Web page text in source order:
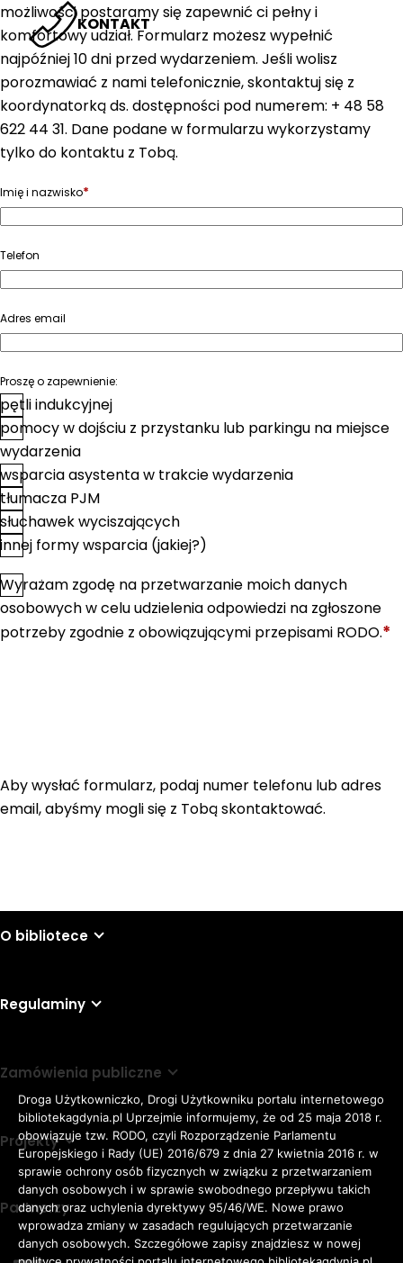
KONTAKT
Rozmiar
czcionki
Adomyślna czcionka
możliwości postaramy się zapewnić ci pełny i
komfortowy udział. Formularz możesz wypełnić
najpóźniej 10 dni przed wydarzeniem. Jeśli wolisz
porozmawiać z nami telefonicznie, skontaktuj się z
koordynatorką ds. dostępności pod numerem: + 48 58
622 44 31. Dane podane w formularzu wykorzystamy
tylko do kontaktu z Tobą.
Imię i nazwisko*
Telefon
Adres email
Proszę o zapewnienie:
pętli indukcyjnej
pomocy w dojściu z przystanku lub parkingu na miejsce
wydarzenia
wsparcia asystenta w trakcie wydarzenia
tłumacza PJM
słuchawek wyciszających
innej formy wsparcia (jakiej?)
Zgoda*
Wyrażam zgodę na przetwarzanie moich danych
osobowych w celu udzielenia odpowiedzi na zgłoszone
potrzeby zgodnie z obowiązującymi przepisami RODO.*
Aby wysłać formularz, podaj numer telefonu lub adres
email, abyśmy mogli się z Tobą skontaktować.
O bibliotece
Regulaminy
Zamówienia publiczne
Projekty
Partnerzy
Droga Użytkowniczko, Drogi Użytkowniku portalu internetowego
bibliotekagdynia.pl Uprzejmie informujemy, że od 25 maja 2018 r.
obowiązuje tzw. RODO, czyli Rozporządzenie Parlamentu
Europejskiego i Rady (UE) 2016/679 z dnia 27 kwietnia 2016 r. w
sprawie ochrony osób fizycznych w związku z przetwarzaniem
danych osobowych i w sprawie swobodnego przepływu takich
danych oraz uchylenia dyrektywy 95/46/WE. Nowe prawo
wprowadza zmiany w zasadach regulujących przetwarzanie
danych osobowych. Szczegółowe zapisy znajdziesz w nowej